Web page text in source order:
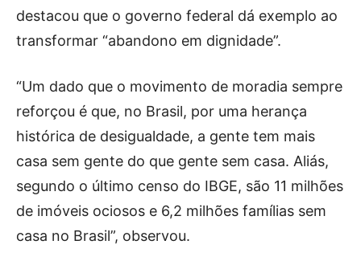
destacou que o governo federal dá exemplo ao
transformar “abandono em dignidade”.
“Um dado que o movimento de moradia sempre
reforçou é que, no Brasil, por uma herança
histórica de desigualdade, a gente tem mais
casa sem gente do que gente sem casa. Aliás,
segundo o último censo do IBGE, são 11 milhões
de imóveis ociosos e 6,2 milhões famílias sem
casa no Brasil”, observou.